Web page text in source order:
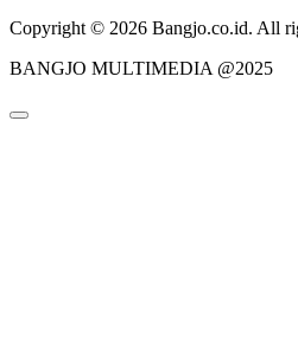
Copyright © 2026 Bangjo.co.id. All
BANGJO MULTIMEDIA @2025